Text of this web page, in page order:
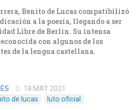
Benito de Lucas compatibilizó
a la poesía, llegando a ser
Libre de Berlín. Su intensa
con algunos de los
de la lengua castellana.
18 MAY 2021
de lucas luto oficial